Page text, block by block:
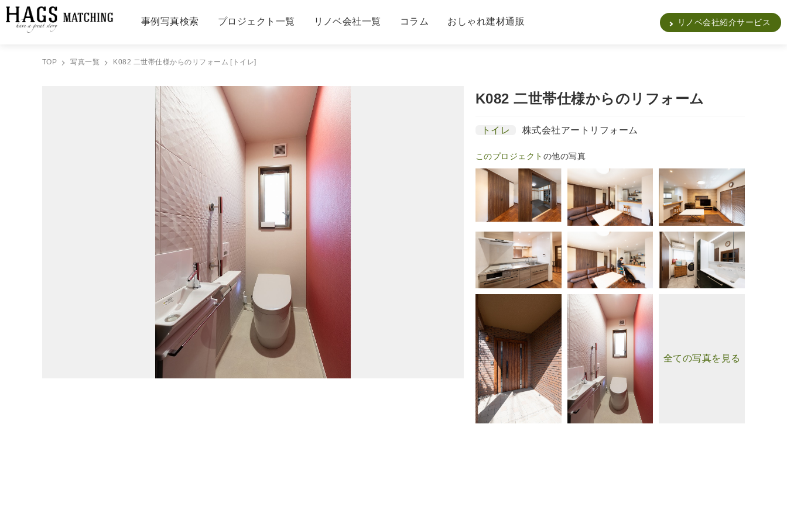
事例写真検索 プロジェクト一覧 リノベ会社一覧 コラム おしゃれ建材通販 リノベ会社紹介サービス
TOP 写真一覧 K082 二世帯仕様からのリフォーム [トイレ]
K082 二世帯仕様からのリフォーム
トイレ 株式会社アートリフォーム
このプロジェクト の他の写真
全ての写真を見る